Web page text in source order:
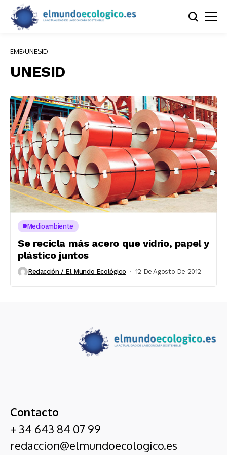
EME UNESID
UNESID
Medioambiente
Se recicla más acero que vidrio, papel y
plástico juntos
Redacción / El Mundo Ecológico 12 De Agosto De 2012
Contacto
+ 34 643 84 07 99
redaccion@elmundoecologico.es